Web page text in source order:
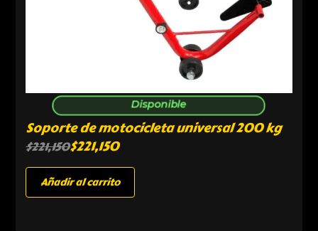
Disponible
Soporte de motocicleta universal 200 kg
$221,150$221,150
Añadir al carrito